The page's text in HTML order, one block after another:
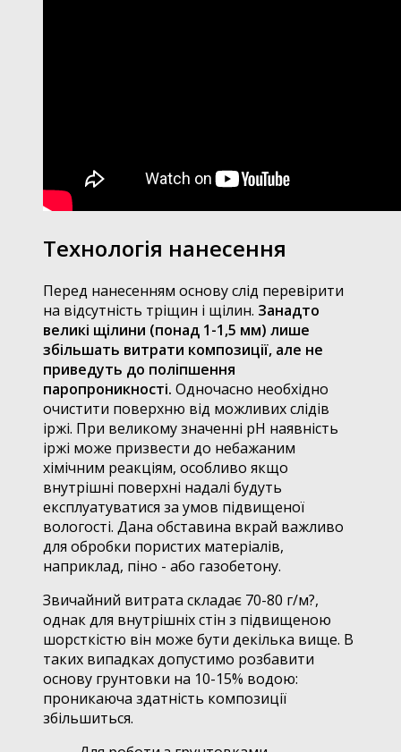
Технологія нанесення
Перед нанесенням основу слід перевірити
на відсутність тріщин і щілин. Занадто
великі щілини (понад 1-1,5 мм) лише
збільшать витрати композиції, але не
приведуть до поліпшення
паропроникності. Одночасно необхідно
очистити поверхню від можливих слідів
іржі. При великому значенні pH наявність
іржі може призвести до небажаним
хімічним реакціям, особливо якщо
внутрішні поверхні надалі будуть
експлуатуватися за умов підвищеної
вологості. Дана обставина вкрай важливо
для обробки пористих матеріалів,
наприклад, піно - або газобетону.
Звичайний витрата складає 70-80 г/м?,
однак для внутрішніх стін з підвищеною
шорсткістю він може бути декілька вище. В
таких випадках допустимо розбавити
основу грунтовки на 10-15% водою:
проникаюча здатність композиції
збільшиться.